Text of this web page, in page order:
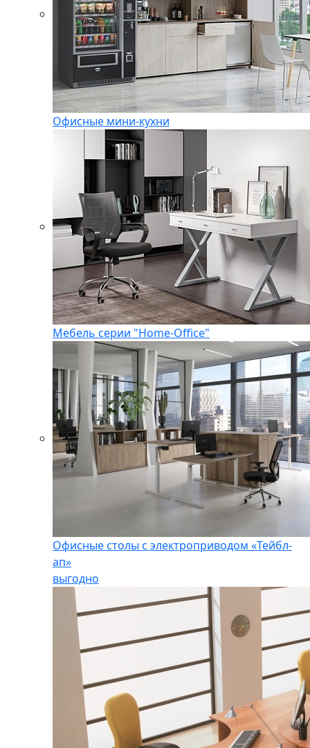
Офисные мини-кухни
Мебель серии "Home-Office"
Офисные столы с электроприводом «Тейбл-
ап»
выгодно